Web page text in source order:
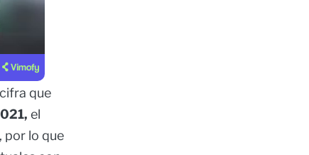
que
el
por lo que